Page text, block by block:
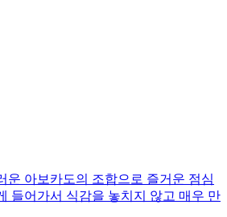
운 아보카도의 조합으로 즐거운 점심
들어가서 식감을 놓치지 않고 매우 만